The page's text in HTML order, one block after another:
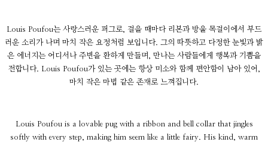
Louis Poufou는 사랑스러운 퍼그로, 걸을 때마다 리본과 방울 목걸이에서 부드
러운 소리가 나며 마치 작은 요정처럼 보입니다. 그의 따뜻하고 다정한 눈빛과 밝
은 에너지는 어디서나 주변을 환하게 만들며, 만나는 사람들에게 행복과 기쁨을
전합니다. Louis Poufou가 있는 곳에는 항상 미소와 함께 편안함이 남아 있어,
마치 작은 마법 같은 존재로 느껴집니다.
Louis Poufou is a lovable pug with a ribbon and bell collar that jingles
softly with every step, making him seem like a little fairy. His kind, warm